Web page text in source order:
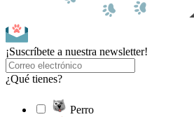
¡Suscríbete a nuestra newsletter!
¿Qué tienes?
Perro